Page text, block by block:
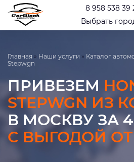
8 958 538 39
Выбрать
Главная » Наши услуги » Каталог
Stepwgn
ПРИВЕЗЕМ
STEPWGN ИЗ
В МОСКВУ ЗА
С ВЫГОДОЙ ОТ